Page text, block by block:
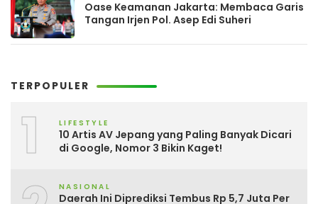
Oase Keamanan Jakarta: Membaca Garis
Tangan Irjen Pol. Asep Edi Suheri
TERPOPULER
1 LIFESTYLE
10 Artis AV Jepang yang Paling Banyak Dicari
di Google, Nomor 3 Bikin Kaget!
NASIONAL
Daerah Ini Diprediksi Tembus Rp 5,7 Juta Per